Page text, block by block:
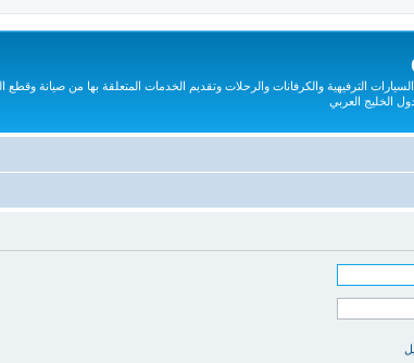
الترفيهية والكرفانات والرحلات وتقديم الخدمات المتعلقة بها من صيانة وقطع
الخليج العربي